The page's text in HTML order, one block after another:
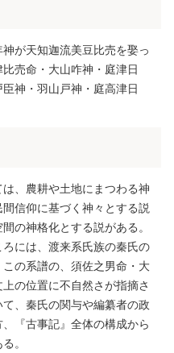
が天知迦流美豆比売を娶っ
売命・大山咋神・庭津日
神・羽山戸神・庭高津日
、農耕や土地にまつわる神
信仰に基づく神々とする説
の神格化とする説がある。
には、渡来系氏族の秦氏の
の系譜の、須佐之男命・大
の位置に不自然さが指摘さ
、秦氏の関与や編纂者の政
『古事記』全体の構成から
。